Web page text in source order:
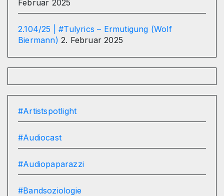
Februar 2025
2.104/25 | #Tulyrics – Ermutigung (Wolf
Biermann) 2. Februar 2025
#Artistspotlight
#Audiocast
#Audiopaparazzi
#Bandsoziologie